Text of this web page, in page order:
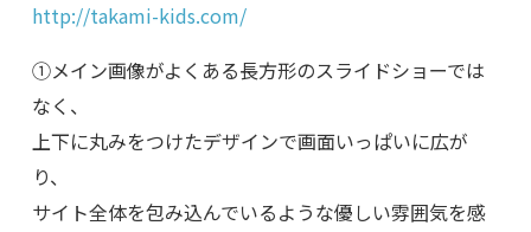
http://takami-kids.com/
①メイン画像がよくある長方形のスライドショーでは
なく、
上下に丸みをつけたデザインで画面いっぱいに広が
り、
サイト全体を包み込んでいるような優しい雰囲気を感